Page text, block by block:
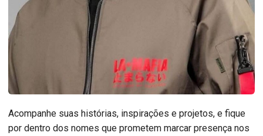
Acompanhe suas histórias, inspirações e projetos, e fique
por dentro dos nomes que prometem marcar presença nos